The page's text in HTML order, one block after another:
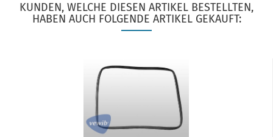
KUNDEN, WELCHE DIESEN ARTIKEL BESTELLTEN,
HABEN AUCH FOLGENDE ARTIKEL GEKAUFT: